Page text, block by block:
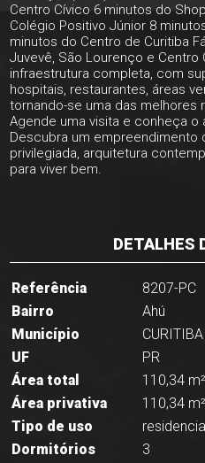
Centro Cívico 6 minutos do
Colégio Positivo Júnior 8
minutos do Centro de Curitiba
Juvevê, São Lourenço e Centro
infraestrutura completa, com
hospitais, restaurantes, áreas
tornando-se uma das melhores
Agende uma visita e conheça o
Descubra um empreendimento
privilegiada, arquitetura
para viver bem.
DETALHES
Referência
8207-PC
Bairro
Ahú
Município
CURITIBA
UF
PR
Área total
110,34 m²
Área privativa
110,34 m²
Tipo de uso
Dormitórios
3